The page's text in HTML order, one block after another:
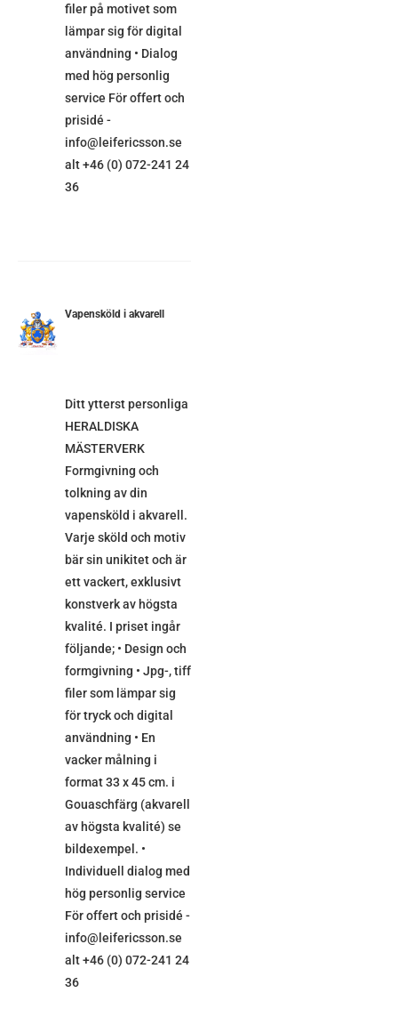
filer på motivet som
lämpar sig för digital
användning • Dialog
med hög personlig
service För offert och
prisidé -
info@leifericsson.se
alt +46 (0) 072-241 24
36
Vapensköld i akvarell
Ditt ytterst personliga
HERALDISKA
MÄSTERVERK
Formgivning och
tolkning av din
vapensköld i akvarell.
Varje sköld och motiv
bär sin unikitet och är
ett vackert, exklusivt
konstverk av högsta
kvalité. I priset ingår
följande; • Design och
formgivning • Jpg-, tiff
filer som lämpar sig
för tryck och digital
användning • En
vacker målning i
format 33 x 45 cm. i
Gouaschfärg (akvarell
av högsta kvalité) se
bildexempel. •
Individuell dialog med
hög personlig service
För offert och prisidé -
info@leifericsson.se
alt +46 (0) 072-241 24
36